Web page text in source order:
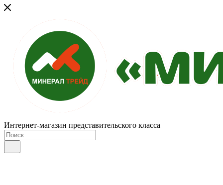
Интернет-магазин представительского класса